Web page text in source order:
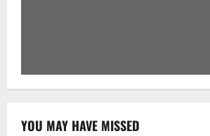
YOU MAY HAVE MISSED